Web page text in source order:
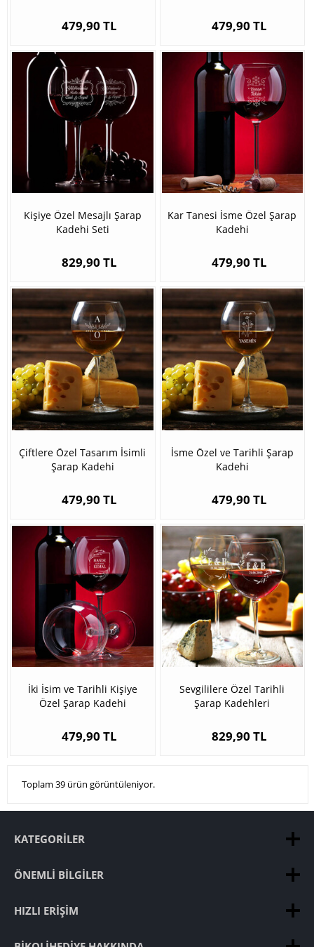
479,90 TL 479,90 TL
Kişiye Özel Mesajlı Şarap
Kadehi Seti
829,90 TL
Kar Tanesi İsme Özel Şarap
Kadehi
479,90 TL
Çiftlere Özel Tasarım İsimli
Şarap Kadehi
479,90 TL
İsme Özel ve Tarihli Şarap
Kadehi
479,90 TL
İki İsim ve Tarihli Kişiye
Özel Şarap Kadehi
479,90 TL
Sevgililere Özel Tarihli
Şarap Kadehleri
829,90 TL
Toplam 39 ürün görüntüleniyor.
KATEGORILER
ÖNEMLI BILGILER
HIZLI ERIŞIM